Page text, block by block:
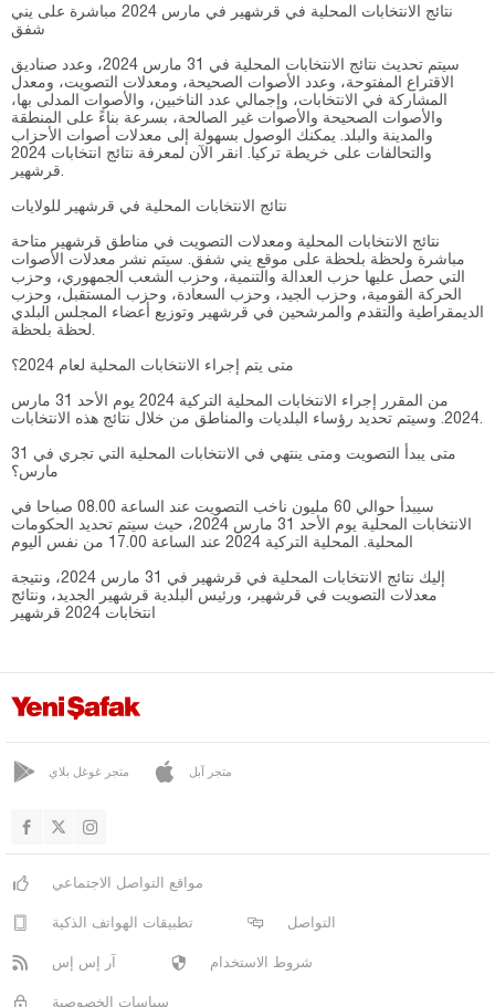
نتائج الانتخابات المحلية في قرشهير في مارس 2024 مباشرة على يني
شفق
سيتم تحديث نتائج الانتخابات المحلية في 31 مارس 2024، وعدد صناديق
الاقتراع المفتوحة، وعدد الأصوات الصحيحة، ومعدلات التصويت، ومعدل
المشاركة في الانتخابات، وإجمالي عدد الناخبين، والأصوات المدلى بها،
والأصوات الصحيحة والأصوات غير الصالحة، بسرعة بناءً على المنطقة
والمدينة والبلد. يمكنك الوصول بسهولة إلى معدلات أصوات الأحزاب
والتحالفات على خريطة تركيا. انقر الآن لمعرفة نتائج انتخابات 2024
نتائج الانتخابات المحلية في قرشهير للولايات
نتائج الانتخابات المحلية ومعدلات التصويت في مناطق قرشهير متاحة
مباشرة ولحظة بلحظة على موقع يني شفق. سيتم نشر معدلات الأصوات
التي حصل عليها حزب العدالة والتنمية، وحزب الشعب الجمهوري، وحزب
الحركة القومية، وحزب الجيد، وحزب السعادة، وحزب المستقبل، وحزب
الديمقراطية والتقدم والمرشحين في قرشهير وتوزيع أعضاء المجلس البلدي
متى يتم إجراء الانتخابات المحلية لعام 2024؟
من المقرر إجراء الانتخابات المحلية التركية 2024 يوم الأحد 31 مارس
متى يبدأ التصويت ومتى ينتهي في الانتخابات المحلية التي تجري في 31
مارس؟
سيبدأ حوالي 60 مليون ناخب التصويت عند الساعة 08.00 صباحا في
الانتخابات المحلية يوم الأحد 31 مارس 2024، حيث سيتم تحديد الحكومات
المحلية. المحلية التركية 2024 عند الساعة 17.00 من نفس اليوم
إليك نتائج الانتخابات المحلية في قرشهير في 31 مارس 2024، ونتيجة
معدلات التصويت في قرشهير، ورئيس البلدية قرشهير الجديد، ونتائج
انتخابات 2024 قرشهير
متجر غوغل بلاي متجر آبل
مواقع التواصل الاجتماعي
تطبيقات الهواتف الذكية التواصل
آر إس إس شروط الاستخدام
سياسات الخصوصية